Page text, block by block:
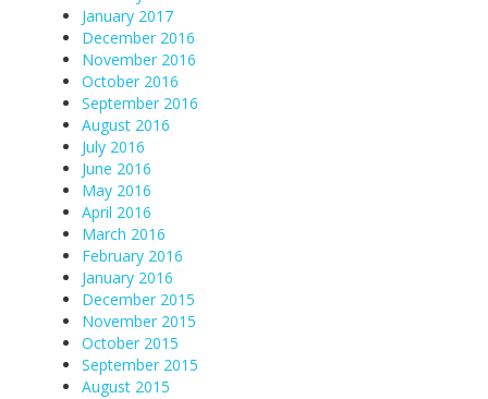
January 2017
December 2016
November 2016
October 2016
September 2016
August 2016
July 2016
June 2016
May 2016
April 2016
March 2016
February 2016
January 2016
December 2015
November 2015
October 2015
September 2015
August 2015